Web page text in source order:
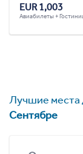
EUR 1,003
Авиабилеты +
Лучшие места
Сентябре